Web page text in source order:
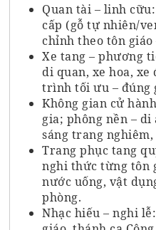
Quan tài – linh
cấp (gỗ tự nhiên/
chỉnh theo tôn
Xe tang – phương
di quan, xe hoa,
trình tối ưu – đúng
Không gian cử
gia; phông nền –
sáng trang
Trang phục tang
nghi thức từng tôn
nước uống, vật
phòng.
Nhạc hiếu – nghi